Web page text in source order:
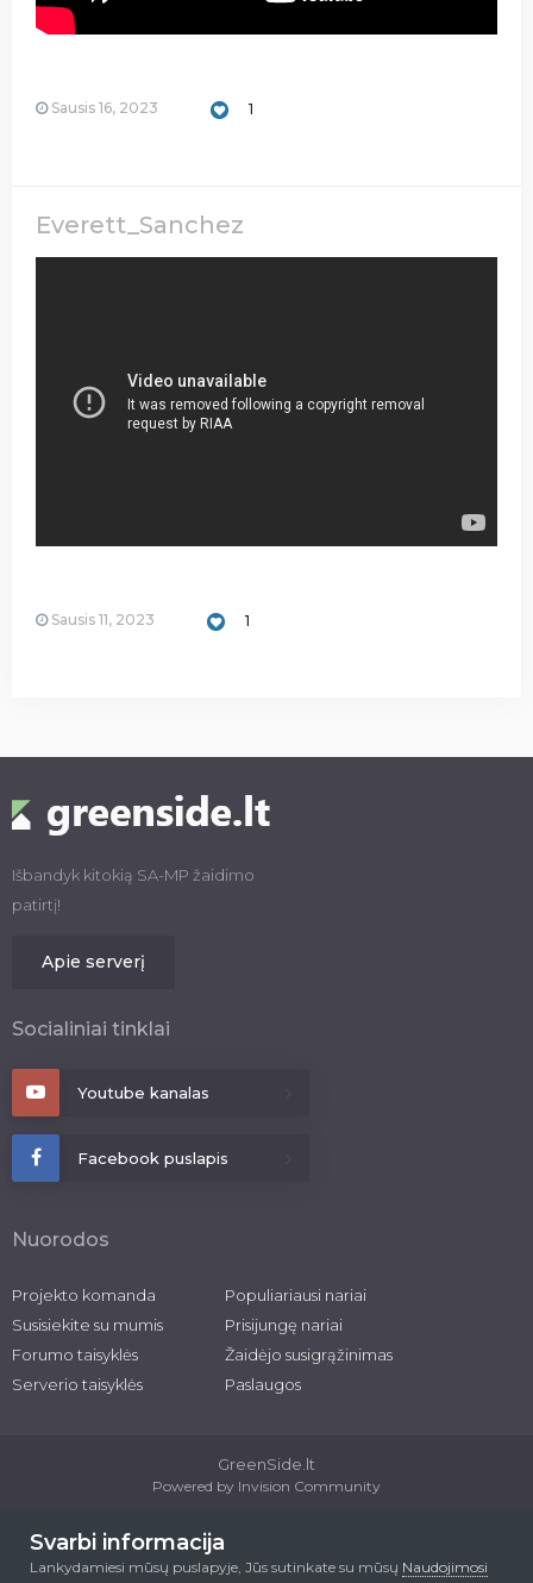
Sausis 16, 2023 1
Everett_Sanchez
Sausis 11, 2023 1
Išbandyk kitokią SA-MP žaidimo
patirtį!
Apie serverį
Socialiniai tinklai
Youtube kanalas
Facebook puslapis
Nuorodos
Projekto komanda
Susisiekite su mumis
Forumo taisyklės
Serverio taisyklės
Populiariausi nariai
Prisijungę nariai
Žaidėjo susigrąžinimas
Paslaugos
GreenSide.lt
Powered by Invision Community
2026 © greenside.lt
Svarbi informacija
Lankydamiesi mūsų puslapyje, Jūs sutinkate su mūsų Naudojimosi